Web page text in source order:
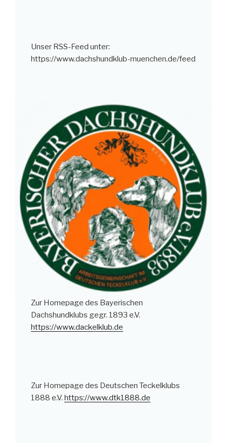
Unser RSS-Feed unter:
https://www.dachshundklub-muenchen.de/feed
Zur Homepage des Bayerischen
Dachshundklubs gegr. 1893 e.V.
https://www.dackelklub.de
Zur Homepage des Deutschen Teckelklubs
1888 e.V.https://www.dtk1888.de